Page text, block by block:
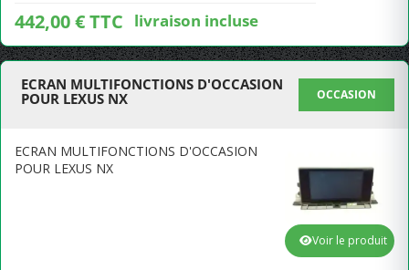
442,00 € TTC livraison incluse
ECRAN MULTIFONCTIONS D'OCCASION
POUR LEXUS NX
OCCASION
ECRAN MULTIFONCTIONS D'OCCASION
POUR LEXUS NX
Voir le produit